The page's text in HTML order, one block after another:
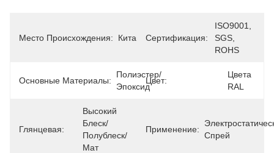
Место Происхождения: Китай Сертификация:
ISO9001,
SGS,
ROHS
Основные Материалы:
Полиэстер/
Эпоксид
Цвет:
Цвета
RAL
Глянцевая:
Высокий
Блеск/
Полублеск/
Мат
Применение:
Спрей